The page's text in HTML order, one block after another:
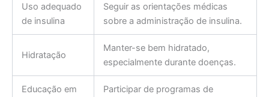
Uso adequado
de insulina
Seguir as orientações médicas
sobre a administração de insulina.
Hidratação
Manter-se bem hidratado,
especialmente durante doenças.
Educação em
Participar de programas de